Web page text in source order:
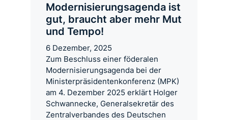
Modernisierungsagenda ist
gut, braucht aber mehr Mut
und Tempo!
6 Dezember, 2025
Zum Beschluss einer föderalen
Modernisierungsagenda bei der
Ministerpräsidentenkonferenz (MPK)
am 4. Dezember 2025 erklärt Holger
Schwannecke, Generalsekretär des
Zentralverbandes des Deutschen